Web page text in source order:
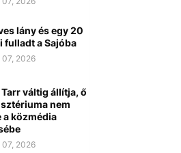
lány és egy 20
fulladt a Sajóba
2026
váltig állítja, ő
nem
a közmédia
2026